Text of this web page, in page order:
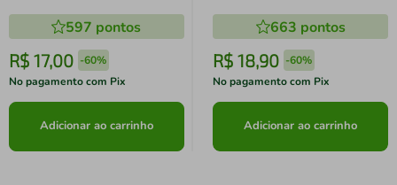
597 pontos
R$ 17,00 -60%
No pagamento com Pix
Adicionar ao carrinho
663 pontos
R$ 18,90 -60%
No pagamento com Pix
Adicionar ao carrinho